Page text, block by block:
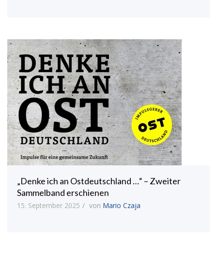
„Denke ich an Ostdeutschland …“ – Zweiter
Sammelband erschienen
15. September 2025 von Mario Czaja